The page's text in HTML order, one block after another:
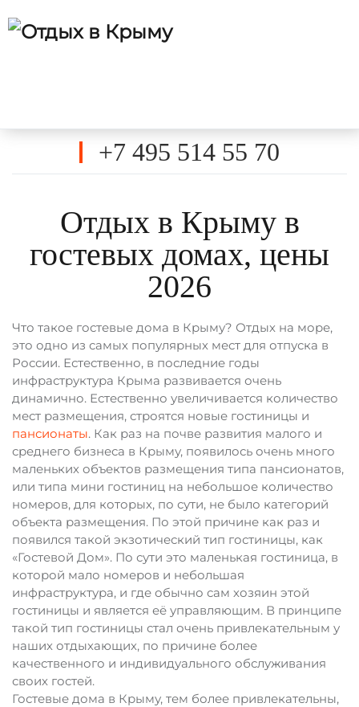
+7 495 514 55 70
Отдых в Крыму в
гостевых домах, цены
2026
Что такое гостевые дома в Крыму? Отдых на море,
это одно из самых популярных мест для отпуска в
России. Естественно, в последние годы
инфраструктура Крыма развивается очень
динамично. Естественно увеличивается количество
мест размещения, строятся новые гостиницы и
пансионаты. Как раз на почве развития малого и
среднего бизнеса в Крыму, появилось очень много
маленьких объектов размещения типа пансионатов,
или типа мини гостиниц на небольшое количество
номеров, для которых, по сути, не было категорий
объекта размещения. По этой причине как раз и
появился такой экзотический тип гостиницы, как
«Гостевой Дом». По сути это маленькая гостиница, в
которой мало номеров и небольшая
инфраструктура, и где обычно сам хозяин этой
гостиницы и является её управляющим. В принципе
такой тип гостиницы стал очень привлекательным у
наших отдыхающих, по причине более
качественного и индивидуального обслуживания
своих гостей.
Гостевые дома в Крыму, тем более привлекательны,